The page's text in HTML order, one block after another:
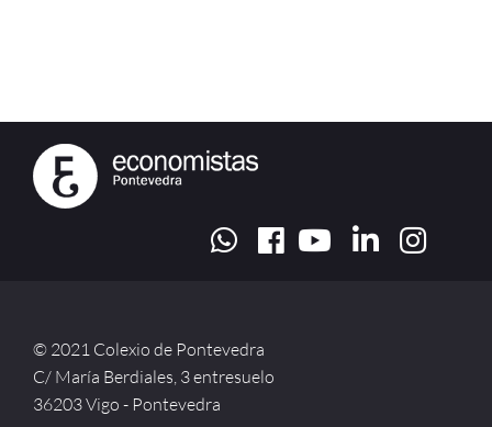
© 2021 Colexio de Pontevedra
C/ María Berdiales, 3 entresuelo
36203 Vigo - Pontevedra